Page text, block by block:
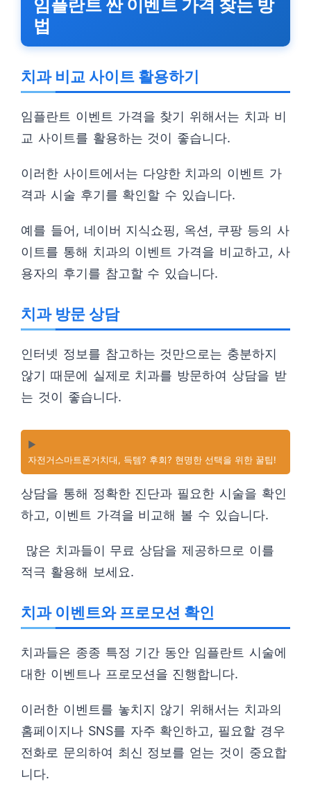
임플란트 싼 이벤트 가격 찾는 방
법
치과 비교 사이트 활용하기
임플란트 이벤트 가격을 찾기 위해서는 치과 비
교 사이트를 활용하는 것이 좋습니다.
이러한 사이트에서는 다양한 치과의 이벤트 가
격과 시술 후기를 확인할 수 있습니다.
예를 들어, 네이버 지식쇼핑, 옥션, 쿠팡 등의 사
이트를 통해 치과의 이벤트 가격을 비교하고, 사
용자의 후기를 참고할 수 있습니다.
치과 방문 상담
인터넷 정보를 참고하는 것만으로는 충분하지
않기 때문에 실제로 치과를 방문하여 상담을 받
는 것이 좋습니다.
▶️
자전거스마트폰거치대, 득템? 후회? 현명한 선택을 위한 꿀팁!
상담을 통해 정확한 진단과 필요한 시술을 확인
하고, 이벤트 가격을 비교해 볼 수 있습니다.
많은 치과들이 무료 상담을 제공하므로 이를
적극 활용해 보세요.
치과 이벤트와 프로모션 확인
치과들은 종종 특정 기간 동안 임플란트 시술에
대한 이벤트나 프로모션을 진행합니다.
이러한 이벤트를 놓치지 않기 위해서는 치과의
홈페이지나 SNS를 자주 확인하고, 필요할 경우
전화로 문의하여 최신 정보를 얻는 것이 중요합
니다.